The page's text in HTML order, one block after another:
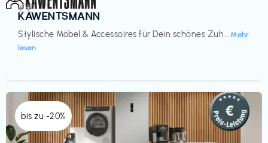
Einrichtung
KAWENTSMANN
Stylische Möbel & Accessoires für Dein schönes Zuh... Mehr
lesen
€€‎
bis zu -20%